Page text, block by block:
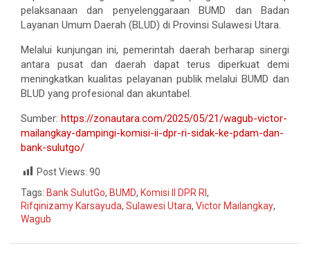
pelaksanaan dan penyelenggaraan BUMD dan Badan
Layanan Umum Daerah (BLUD) di Provinsi Sulawesi Utara.
Melalui kunjungan ini, pemerintah daerah berharap sinergi
antara pusat dan daerah dapat terus diperkuat demi
meningkatkan kualitas pelayanan publik melalui BUMD dan
BLUD yang profesional dan akuntabel.
Sumber: https://zonautara.com/2025/05/21/wagub-victor-
mailangkay-dampingi-komisi-ii-dpr-ri-sidak-ke-pdam-dan-
bank-sulutgo/
Post Views: 90
Tags: Bank SulutGo, BUMD, Komisi II DPR RI ,
Rifqinizamy Karsayuda, Sulawesi Utara, Victor Mailangkay,
Wagub